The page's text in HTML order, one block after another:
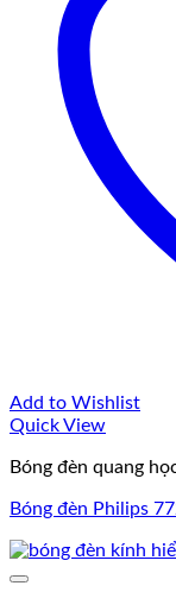
Add to Wishlist
Quick View
Bóng đèn quang
Bóng đèn Philips